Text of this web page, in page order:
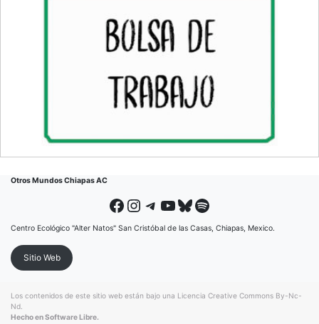
Otros Mundos Chiapas AC
Facebook Instagram Telegram YouTube Bluesky Spotify
Centro Ecológico "Alter Natos" San Cristóbal de las Casas, Chiapas, Mexico.
Sitio Web
Los contenidos de este sitio web están bajo una Licencia Creative Commons By-Nc-
Nd
Hecho en Software Libre.